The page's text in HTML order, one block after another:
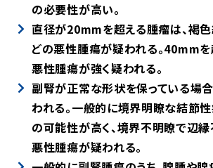
の必要性が高い。
直径が20mmを超える腫瘤は、褐
どの悪性腫瘍が疑われる。40mm
悪性腫瘍が強く疑われる。
副腎が正常な形状を保っている場
われる。一般的に境界明瞭な結節
の可能性が高く、境界不明瞭で辺
悪性腫瘍が疑われる。